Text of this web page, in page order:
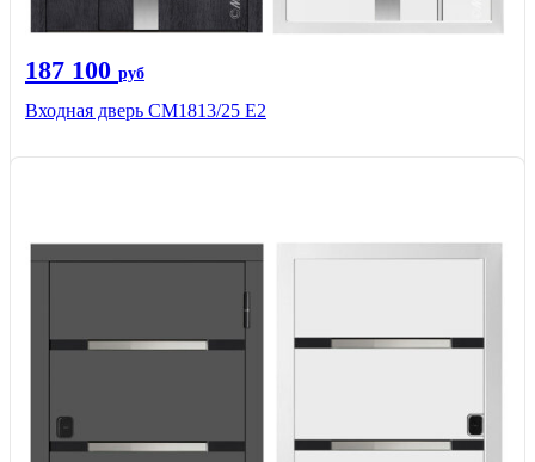
187 100 руб
Входная дверь СМ1813/25 Е2